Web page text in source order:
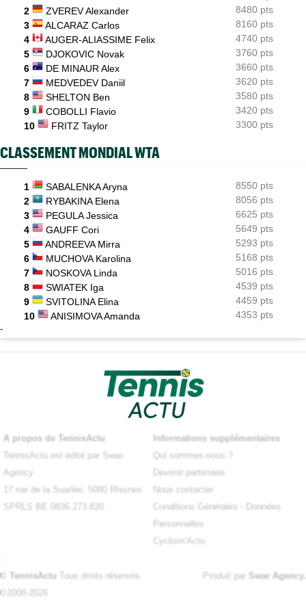
Plovdiv (CH)
A 18 ans, Yannick Alexandrescou vise une première demie en
Chal'
10:11
ATP - Montréal
Pour son "retour", Arthur Fils est en huitièmes et rassure
2
ZVEREV Alexander
8480 pts
3
ALCARAZ Carlos
8160 pts
4
AUGER-ALIASSIME Felix
4740 pts
5
DJOKOVIC Novak
3760 pts
6
DE MINAUR Alex
3660 pts
7
MEDVEDEV Daniil
3620 pts
8
SHELTON Ben
3580 pts
9
COBOLLI Flavio
3420 pts
10
FRITZ Taylor 3300 pts
CLASSEMENT MONDIAL WTA
1 SABALENKA Aryna
8550 pts
2
RYBAKINA Elena
8056 pts
3
PEGULA Jessica
6625 pts
4
GAUFF Cori
5649 pts
5
ANDREEVA Mirra
5293 pts
6
MUCHOVA Karolina
5168 pts
7
NOSKOVA Linda
5016 pts
8
SWIATEK Iga
4539 pts
9
SVITOLINA Elina
4459 pts
10
ANISIMOVA Amanda 4353 pts
-
A propos de TennisActu
TennisActu est édité par Swar-
Agency
17 rue de la Suarlée, 5080 Rhisnes
SPRLS BE 0836.273.820
Informations supplémentaires
Qui sommes-nous ?
Devenir partenaire
Nous contacter
Conditions Générales
Données
Personnelles
Cyclism'Actu
© TennisActu Tous droits réservés
©2008-2026
Produit par Swar Agency.